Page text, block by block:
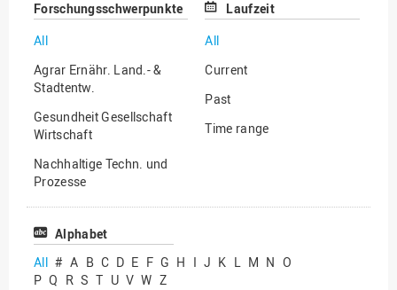
Forschungsschwerpunkte
All
Agrar Ernähr. Land.- &
Stadtentw.
Gesundheit Gesellschaft
Wirtschaft
Nachhaltige Techn. und
Prozesse
Vielfältiges Forschen
Laufzeit
All
Current
Past
Time range
Alphabet
All # A B C D E F G H I J K L M N O
P Q R S T U V W Z